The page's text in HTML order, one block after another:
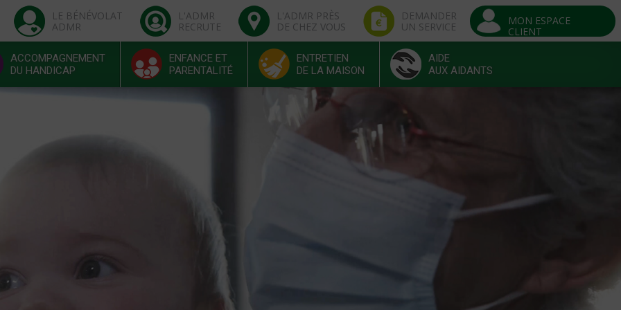
LE BÉNÉVOLAT
ADMR
L'ADMR
RECRUTE
L'ADMR PRÈS
DE CHEZ VOUS
DEMANDER
UN SERVICE
MON ESPACE
CLIENT
ACCOMPAGNEMENT
DU HANDICAP
ENFANCE ET
PARENTALITÉ
ENTRETIEN
DE LA MAISON
AIDE
AUX AIDANTS